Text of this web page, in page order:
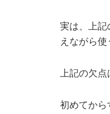
実は、上記
えながら使
上記の欠
初めてから